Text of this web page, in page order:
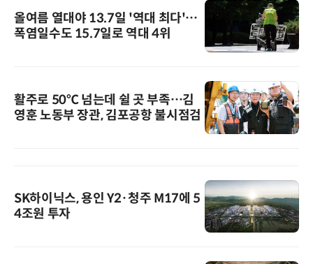
올여름 열대야 13.7일 '역대 최다'…
폭염일수도 15.7일로 역대 4위
활주로 50℃ 넘는데 쉴 곳 부족…김
영훈 노동부 장관, 김포공항 불시점검
SK하이닉스, 용인 Y2·청주 M17에 5
4조원 투자